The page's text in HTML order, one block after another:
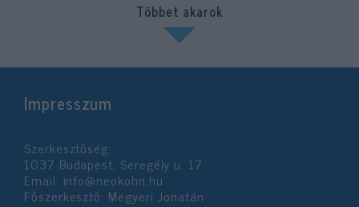
Többet akarok
Impresszum
Szerkesztőség:
1037 Budapest, Seregély u. 17.
Email: info@neokohn.hu
Főszerkesztő: Megyeri Jonatán